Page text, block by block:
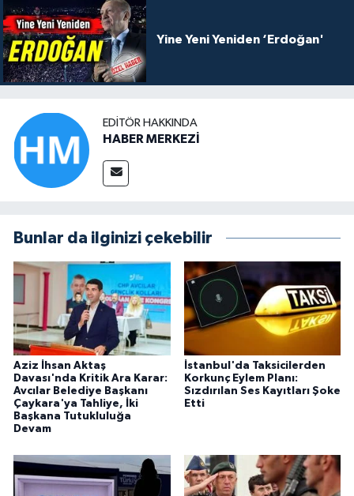
Yine Yeni Yeniden ‘Erdoğan'
EDITÖR HAKKINDA
HABER MERKEZİ
Bunlar da ilginizi çekebilir
Aziz İhsan Aktaş
Davası'nda Kritik Ara Karar:
Avcılar Belediye Başkanı
Çaykara'ya Tahliye, İki
Başkana Tutukluluğa
Devam
İstanbul'da Taksicilerden
Korkunç Eylem Planı:
Sızdırılan Ses Kayıtları Şoke
Etti